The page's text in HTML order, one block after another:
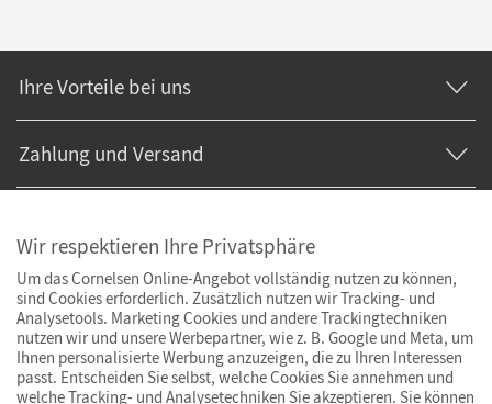
Ihre Vorteile bei uns
Zahlung und Versand
Wir respektieren Ihre Privatsphäre
Um das Cornelsen Online-Angebot vollständig nutzen zu können,
sind Cookies erforderlich. Zusätzlich nutzen wir Tracking- und
Analysetools. Marketing Cookies und andere Trackingtechniken
nutzen wir und unsere Werbepartner, wie z. B. Google und Meta, um
Ihnen personalisierte Werbung anzuzeigen, die zu Ihren Interessen
passt. Entscheiden Sie selbst, welche Cookies Sie annehmen und
welche Tracking- und Analysetechniken Sie akzeptieren. Sie können